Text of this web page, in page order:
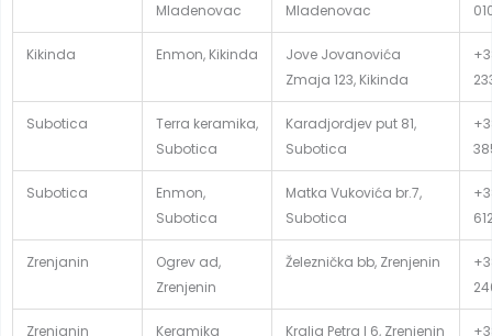
Mladenovac
Mladenovac
Kikinda Enmon, Kikinda
Jove Jovanovića
Zmaja 123, Kikinda
Subotica
Terra keramika,
Subotica
Karadjordjev put 81,
Subotica
Subotica
Enmon,
Subotica
Matka Vukovića br.7,
Subotica
Zrenjanin
Ogrev ad,
Zrenjenin
Železnička bb, Zrenjenin
Zrenjanin
Keramika
Kralja Petra I 6, Zrenjenin